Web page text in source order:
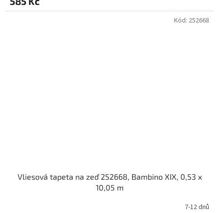
Vliesová tapeta na zeď 252668, Bambino XIX, 0,53 x
10,05 m
7-12 dnů
Kód: 252668